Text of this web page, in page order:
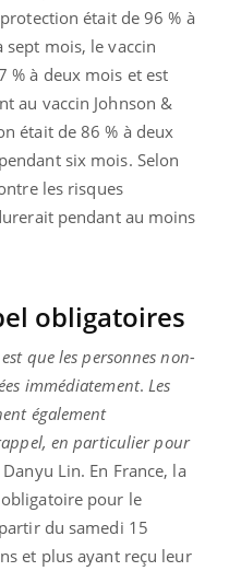
était de 96 % à
sept mois, le vaccin
% à deux mois et est
au vaccin Johnson &
était de 86 % à deux
six mois. Selon
les risques
pendant au moins
obligatoires
que les personnes non-
immédiatement.Les
également
en particulier pour
Lin. En France, la
pour le
du samedi 15
et plus ayant reçu leur